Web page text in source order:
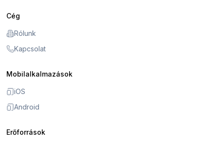
Cég
Rólunk
Kapcsolat
Mobilalkalmazások
iOS
Android
Erőforrások